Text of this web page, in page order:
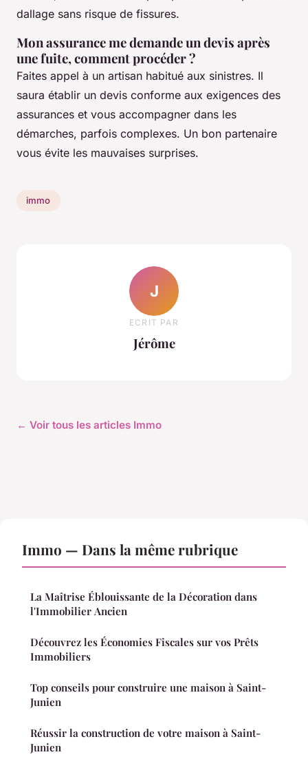
dallage sans risque de fissures.
Mon assurance me demande un devis après
une fuite, comment procéder ?
Faites appel à un artisan habitué aux sinistres. Il
saura établir un devis conforme aux exigences des
assurances et vous accompagner dans les
démarches, parfois complexes. Un bon partenaire
vous évite les mauvaises surprises.
immo
J
ECRIT PAR
Jérôme
← Voir tous les articles Immo
Immo — Dans la même rubrique
La Maîtrise Éblouissante de la Décoration dans
l'Immobilier Ancien
Découvrez les Économies Fiscales sur vos Prêts
Immobiliers
Top conseils pour construire une maison à Saint-
Junien
Réussir la construction de votre maison à Saint-
Junien